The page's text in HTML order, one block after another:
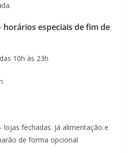
horários especiais de fim de
10h às 23h
lojas fechadas. Já alimentação e
de forma opcional